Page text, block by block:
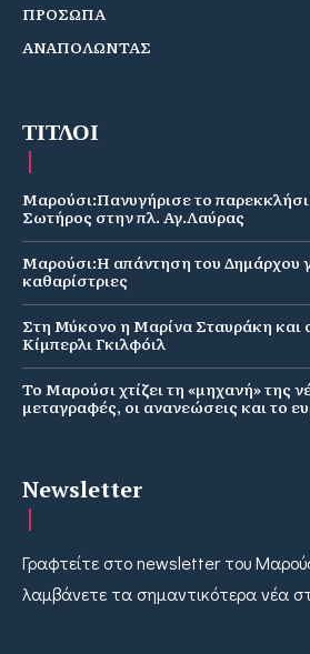
ΠΡΟΣΩΠΑ
ΑΝΑΠΟΛΩΝΤΑΣ
ΤΙΤΛΟΙ
Μαρούσι:Πανυγήρισε το
Σωτήρος στην πλ. Αγ.Λαύρας
Μαρούσι:Η απάντηση του Δημάρχου
καθαρίστριες
Στη Μύκονο η Μαρίνα Σταυράκη και
Κίμπερλι Γκιλφόιλ
Το Μαρούσι χτίζει τη «μηχανή» της
μεταγραφές, οι ανανεώσεις και το
Newsletter
Γραφτείτε στο newsletter του
λαμβάνετε τα σημαντικότερα νέα